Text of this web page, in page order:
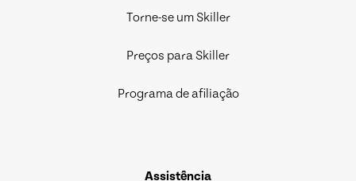
Torne-se um Skiller
Preços para Skiller
Programa de afiliação
Assistência